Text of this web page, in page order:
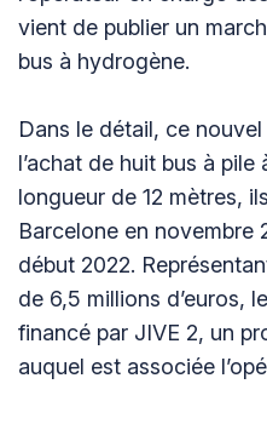
vient de publier un
bus à hydrogène.
Dans le détail, ce
l’achat de huit bus à pile
longueur de 12 mètres,
Barcelone en novembre
début 2022.
de 6,5 millions d’euros,
financé par JIVE 2, un
auquel est associée